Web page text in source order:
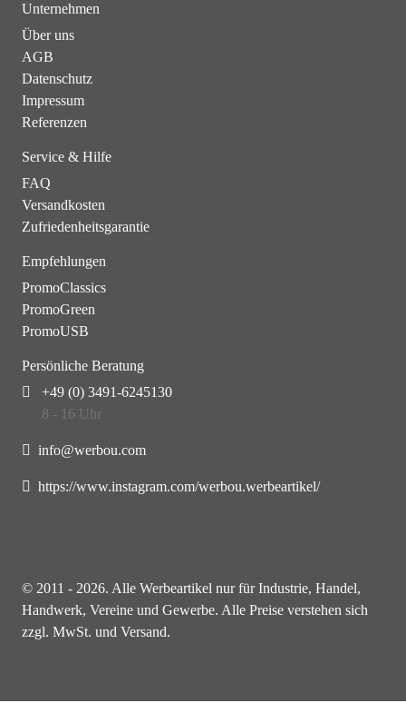
Unternehmen
Über uns
AGB
Datenschutz
Impressum
Referenzen
Service & Hilfe
FAQ
Versandkosten
Zufriedenheitsgarantie
Empfehlungen
PromoClassics
PromoGreen
PromoUSB
Persönliche Beratung
+49 (0) 3491-6245130
8 - 16 Uhr
info@werbou.com
https://www.instagram.com/werbou.werbeartikel/
© 2011 - 2026. Alle Werbeartikel nur für Industrie, Handel,
Handwerk, Vereine und Gewerbe. Alle Preise verstehen sich
zzgl. MwSt. und Versand.